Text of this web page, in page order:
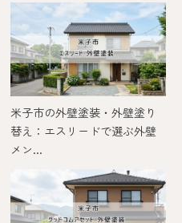
米子市の外壁塗装・外壁塗り
替え：エスリードで選ぶ外壁
メン...